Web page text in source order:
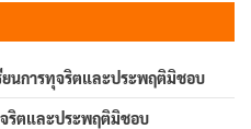
ยนการทุจริตและประพฤติมิชอบ
จริตและประพฤติมิชอบ